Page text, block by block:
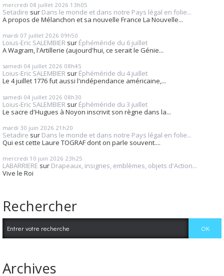
mercredi 08 juillet 2026 13h05
Setadire sur Dans le monde et dans notre Pays légal en folie...
A propos de Mélanchon et sa nouvelle France La Nouvelle...
mardi 07 juillet 2026 09h50
Loius-Eric SALEMBIER sur Éphéméride du 6 juillet
A Wagram, l'Artillerie (aujourd'hui, ce serait le Génie...
samedi 04 juillet 2026 08h45
Loius-Eric SALEMBIER sur Éphéméride du 4 juillet
Le 4 juillet 1776 fut aussi l'indépendance américaine,...
samedi 04 juillet 2026 08h30
Loius-Eric SALEMBIER sur Éphéméride du 3 juillet
Le sacre d'Hugues à Noyon inscrivit son règne dans la...
mardi 30 juin 2026 21h20
Setadire sur Dans le monde et dans notre Pays légal en folie...
Qui est cette Laure TOGRAF dont on parle souvent....
mercredi 10 juin 2026 23h25
LABARRIERE sur Drapeaux, insignes, emblèmes, objets d'Action...
Vive le Roi
Rechercher
Archives